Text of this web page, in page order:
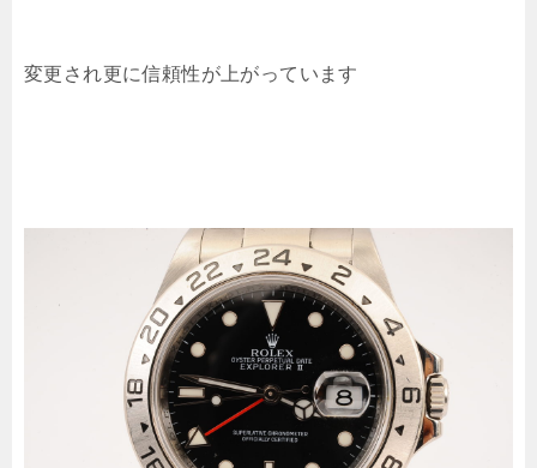
変更され更に信頼性が上がっています